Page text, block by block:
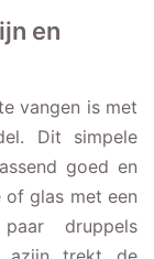
en
vangen is met
Dit simpele
goed en
of glas met een
druppels